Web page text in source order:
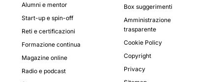
Alumni e mentor
Start-up e spin-off
Reti e certificazioni
Formazione continua
Magazine online
Radio e podcast
Box suggerimenti
Amministrazione
trasparente
Cookie Policy
Copyright
Privacy